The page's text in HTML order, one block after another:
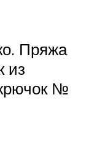
Пряжа
из
№